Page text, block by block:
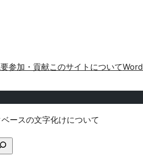
参加・貢献このサイトについて
ースの文字化けについて
フ